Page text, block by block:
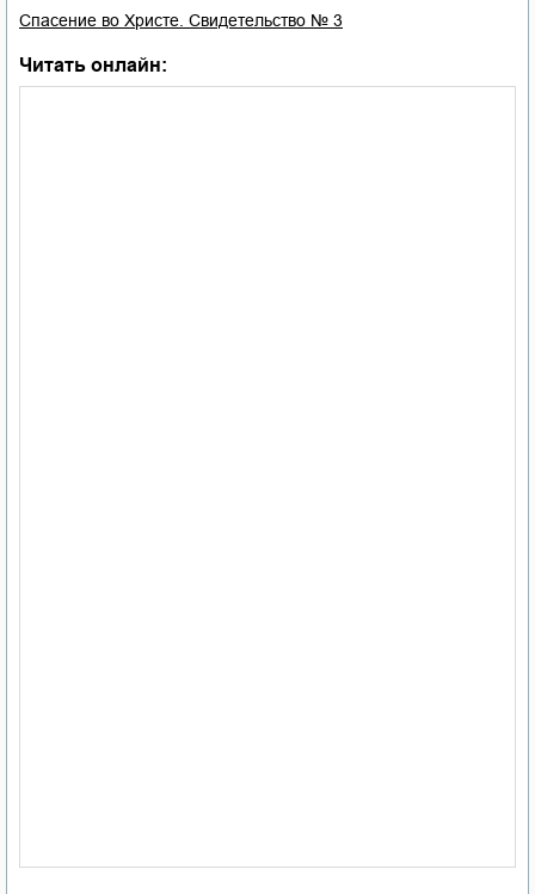
Спасение во Христе. Свидетельство № 3
Читать онлайн: